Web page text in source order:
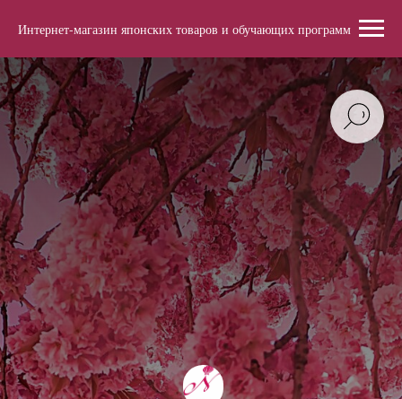
Интернет-магазин японских товаров и обучающих программ